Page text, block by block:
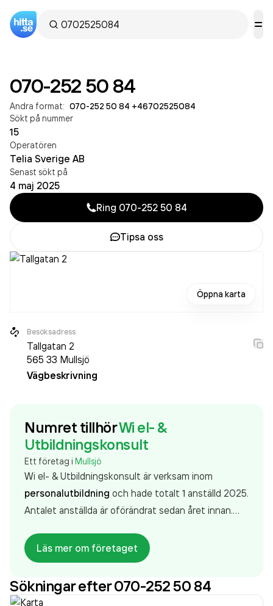
070-252 50 84
Andra format: 070-252 50 84 +46702525084
Sökt på nummer
15
Operatören
Telia Sverige AB
Senast sökt på
4 maj 2025
Ring 070-252 50 84
Tipsa oss
Öppna karta
Besöksadress
Tallgatan 2
565 33 Mullsjö
Vägbeskrivning
Numret tillhörWi el- &
Utbildningskonsult
Ett företag i Mullsjö
Wi el- & Utbildningskonsult är verksam inom
personalutbildning och hade totalt 1 anställd 2025.
Antalet anställda är oförändrat sedan året innan.
2018. Wi el- & Utbildningskonsult
1 030 000,00 krsenaste räkenskapsåret (2025).
Läs mer om företaget
Sökningar efter 070-252 50 84